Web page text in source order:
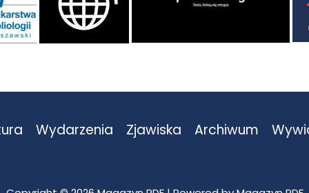
Wydarzenia Zjawiska Archiwum